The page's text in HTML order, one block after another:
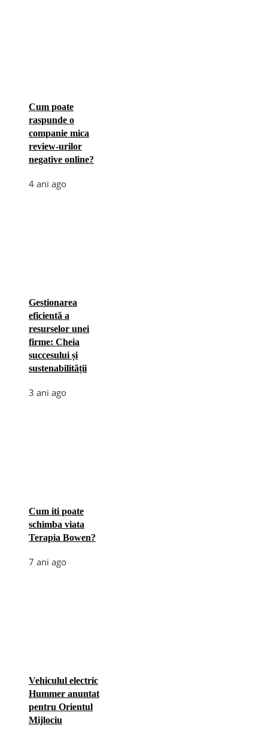
Cum poate
raspunde o
companie mica
review-urilor
negative online?
4 ani ago
Gestionarea
eficientă a
resurselor unei
firme: Cheia
succesului și
sustenabilității
3 ani ago
Cum iti poate
schimba viata
Terapia Bowen?
7 ani ago
Vehiculul electric
Hummer anuntat
pentru Orientul
Mijlociu